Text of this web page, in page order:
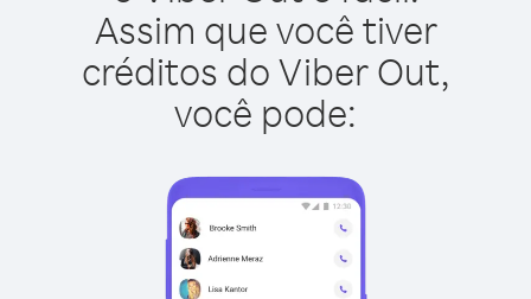
Assim que você tiver
créditos do Viber Out,
você pode: